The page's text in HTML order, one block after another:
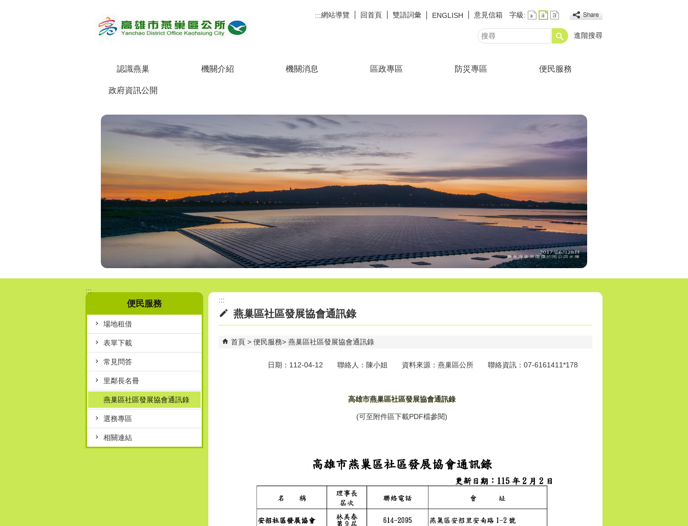
:::網站導覽 回首頁 雙語詞彙 ENGLISH 意見信箱 字級:
搜
進階搜尋
認識燕巢 機關介紹 機關消息 區政專區 防災專區 便民服務
政府資訊公開
:::
便民服務
場地租借
表單下載
常見問答
里鄰長名冊
燕巢區社區發展協會通訊錄
選務專區
相關連結
:::
燕巢區社區發展協會通訊錄
首頁 便民服務 燕巢區社區發展協會通訊錄
日期：112-04-12 聯絡人：陳小姐 資料來源：燕巢區公所 聯絡資訊：07-6161411*178
高雄市燕巢區社區發展協會通訊錄
(可至附件區下載PDF檔參閱)